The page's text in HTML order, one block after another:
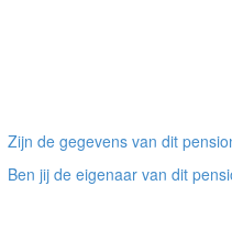
Zijn de gegevens van dit
Ben jij de eigenaar van dit